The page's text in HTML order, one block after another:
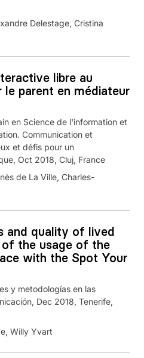
Delestage, Cristina
libre au
le parent en médiateur
en Science de l'information et
Communication et
et défis pour un
Oct 2018, Cluj, France
de La Ville, Charles-
and quality of lived
the usage of the
with the Spot Your
y metodologías en las
Dec 2018, Tenerife,
Willy Yvart